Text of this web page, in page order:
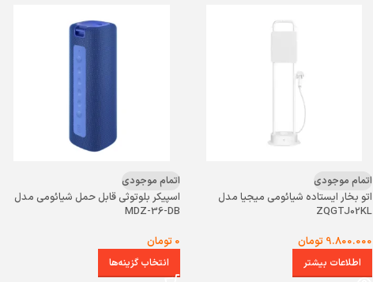
اتمام موجودی
اتو بخار ایستاده شیائومی میجیا مدل
ZQGTJ02KL
9.800.000 تومان
اطلاعات بیشتر
اتمام موجودی
اسپیکر بلوتوثی قابل حمل شیائومی مدل
MDZ-36-DB
0 تومان
انتخاب گزینه‌ها